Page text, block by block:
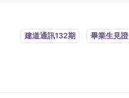
建道通訊132期 畢業生見證